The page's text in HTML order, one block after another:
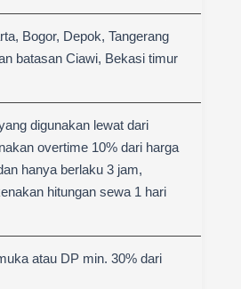
Bogor, Depok, Tangerang
batasan Ciawi, Bekasi timur
digunakan lewat dari
overtime 10% dari harga
hanya berlaku 3 jam,
hitungan sewa 1 hari
atau DP min. 30% dari